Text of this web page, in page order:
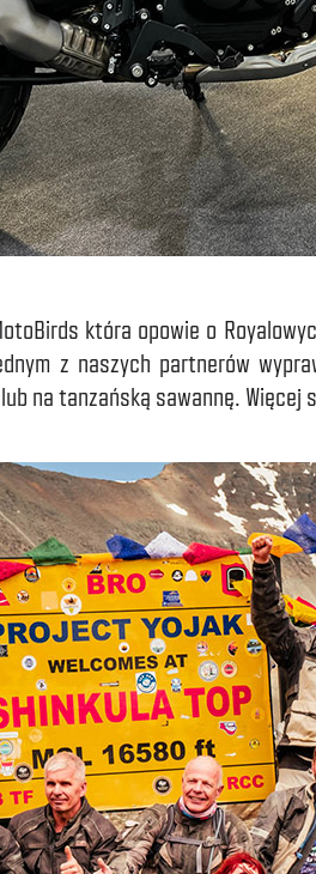
która opowie o
z naszych partnerów
na tanzańską sawannę. Więcej